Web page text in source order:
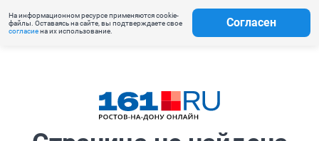
На информационном ресурсе применяются cookie-
файлы. Оставаясь на сайте, вы подтверждаете свое
согласиена их использование.
Согласен